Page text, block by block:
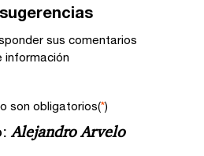
sus comentarios
información
son obligatorios(*)
Alejandro Arvelo